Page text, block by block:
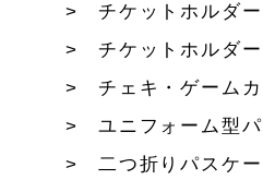
チケットホルダー
チケットホルダ
チェキ・ゲーム
ユニフォーム型
二つ折りパスケー